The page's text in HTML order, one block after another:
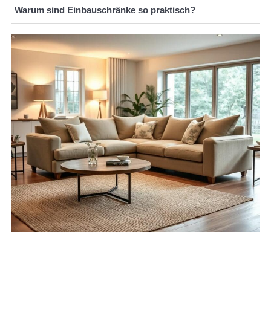
Warum sind Einbauschränke so praktisch?